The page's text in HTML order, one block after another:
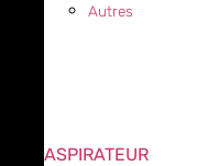
Autres
ASPIRATEUR